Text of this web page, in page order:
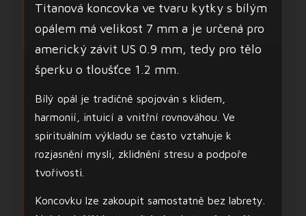
Titanová koncovka ve tvaru kytky s bílým
opálem má velikost 7 mm a je určená pro
americký závit US 0.9 mm, tedy pro tělo
šperku o tloušťce 1.2 mm.
Bílý opál je tradičně spojován s klidem,
harmonií, intuicí a vnitřní rovnováhou. Ve
spirituálním výkladu se často vztahuje k
rozjasnění mysli, zklidnění stresu a podpoře
tvořivosti.
Koncovku lze zakoupit samostatně bez labrety.